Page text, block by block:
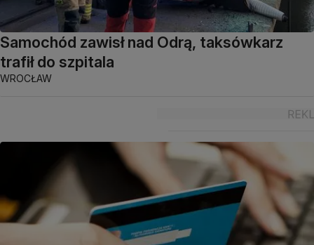
Samochód zawisł nad Odrą, taksówkarz
trafił do szpitala
WROCŁAW